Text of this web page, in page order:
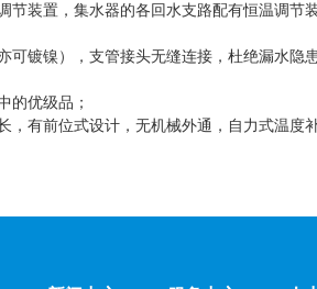
节装置，集水器的各回水支路配有恒温调节
可镀镍），支管接头无缝连接，杜绝漏水
的优级品；
，有前位式设计，无机械外通，自力式温度